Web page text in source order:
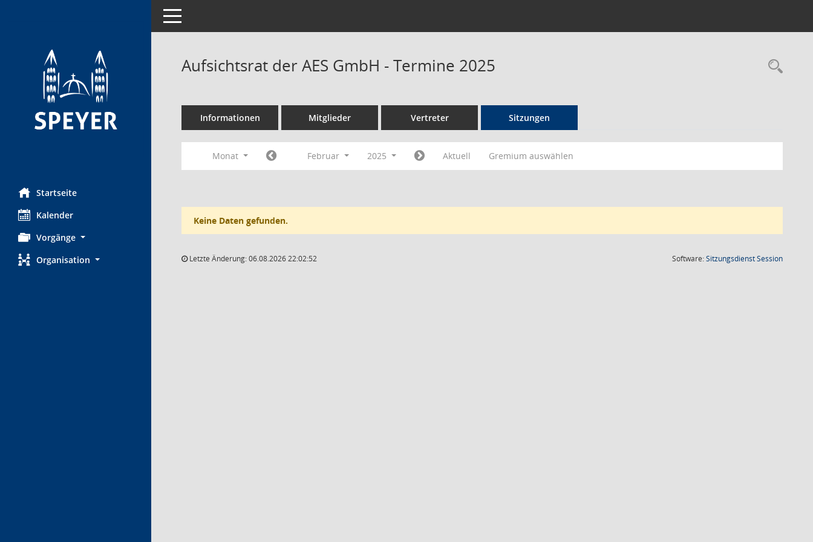
Startseite
Kalender
Vorgänge
Organisation
Toggle navigation
Aufsichtsrat der AES GmbH - Termine 2025
Informationen Mitglieder Vertreter Sitzungen
Monat Februar 2025 Aktuell Gremium auswählen
Keine Daten gefunden.
Letzte Änderung: 06.08.2026 22:02:52 Software:SitzungsdienstSession(Wird in